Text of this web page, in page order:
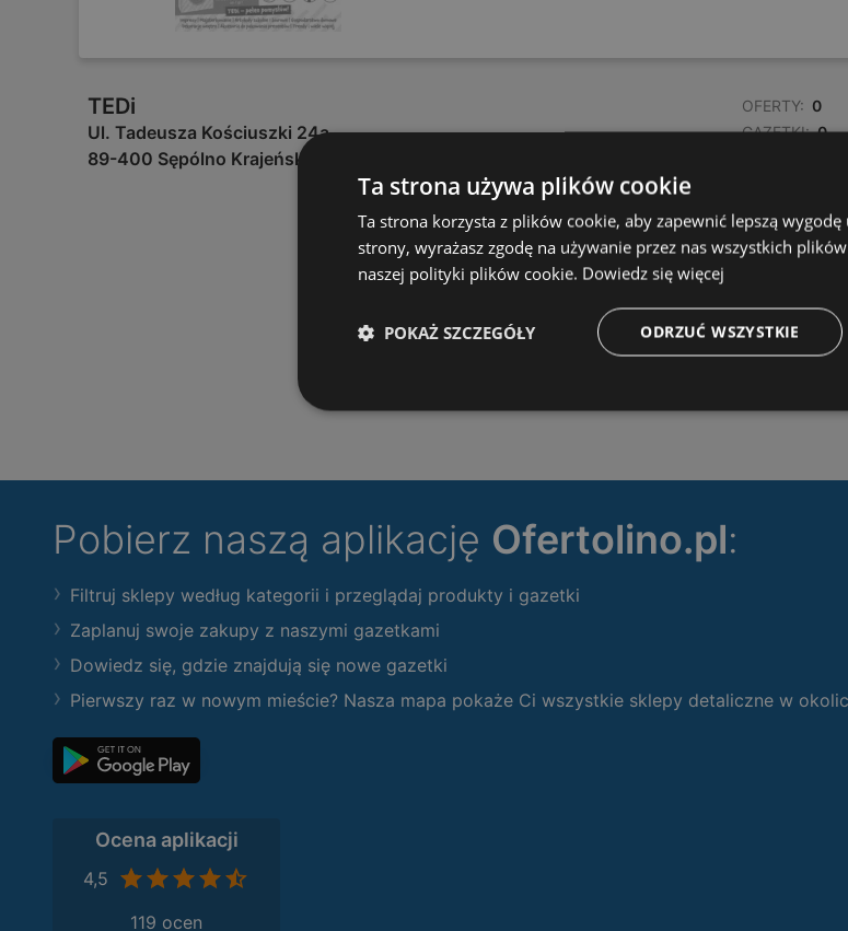
TEDi
Ul. Tadeusza Kościuszki 24a
89-400 Sępólno Krajeńskie
OFERTY: 0
GAZETKI: 0
Pobierz naszą aplikację Ofertolino.pl:
Filtruj sklepy według kategorii i przeglądaj produkty i gazetki
Zaplanuj swoje zakupy z naszymi gazetkami
Dowiedz się, gdzie znajdują się nowe gazetki
Pierwszy raz w nowym mieście? Nasza mapa pokaże Ci wszystkie sklepy detaliczne w
Ocena aplikacji
4,5
119 ocen
Ta strona używa plików cookie
Ta strona korzysta z plików cookie, aby zapewnić lepszą
strony, wyrażasz zgodę na używanie przez nas wszystkich
naszej polityki plików cookie. Dowiedz się więcej
ODRZUĆ WSZYSTKIE
POKAŻ SZCZEGÓŁY